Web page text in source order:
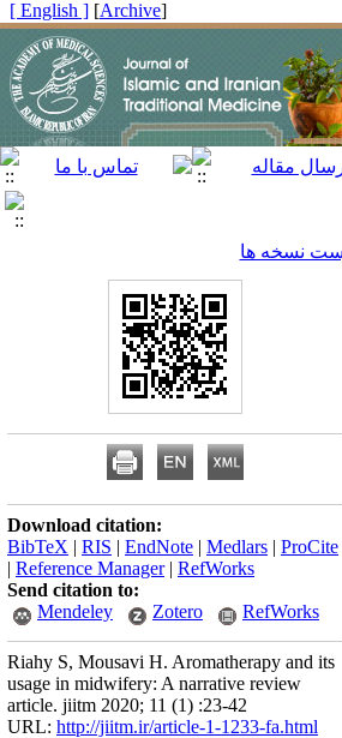
[
Archive
]
[ English ]
نسخه ها
Download citation:
BibTeX | RIS | EndNote | Medlars | ProCite
| Reference Manager| RefWorks
Send citation to:
Mendeley
Zotero RefWorks
Riahy S, Mousavi H. Aromatherapy and its
usage in midwifery: A narrative review
article. jiitm 2020; 11 (1) :23-42
URL: http://jiitm.ir/article-1-1233-fa.html